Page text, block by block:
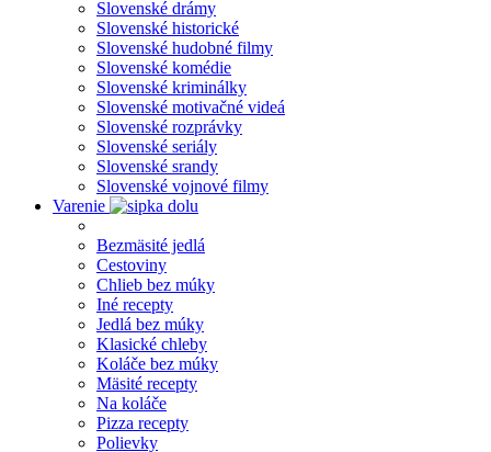
Slovenské drámy
Slovenské historické
Slovenské hudobné filmy
Slovenské komédie
Slovenské kriminálky
Slovenské motivačné videá
Slovenské rozprávky
Slovenské seriály
Slovenské srandy
Slovenské vojnové filmy
Varenie
Bezmäsité jedlá
Cestoviny
Chlieb bez múky
Iné recepty
Jedlá bez múky
Klasické chleby
Koláče bez múky
Mäsité recepty
Na koláče
Pizza recepty
Polievky